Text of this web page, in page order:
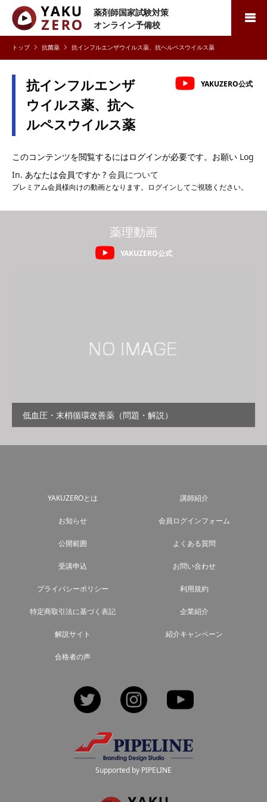
薬剤師国家試験対策
オンライン予備校
検索
抗菌薬 抗インフルエンザウイルス薬、抗ヘルペスウイルス薬
抗インフルエンザ
ウイルス薬、抗ヘ
ルペスウイルス薬
YAKUZERO公式
このコンテンツを閲覧するにはログインが必要です。お願い Log
In. あなたは会員ですか ? 会員について
プレミアム会員様向けの動画となります。ログインしてご視聴ください。
YAKUZERO公式
薬理動画
低血圧・末梢循環改善薬（問題・解説）
YAKUZEROとは 講師紹介
お知らせ 会員ログインフォーム
公開範囲 よくある質問
受講申込 お問い合わせ
プライバシーポリシー 利用規約
特定商取引法に基づく表記 企業紹介
解説サイト 紹介キャンペーン
合格者の声
Twitter Instagram
Supported by PIPELINE